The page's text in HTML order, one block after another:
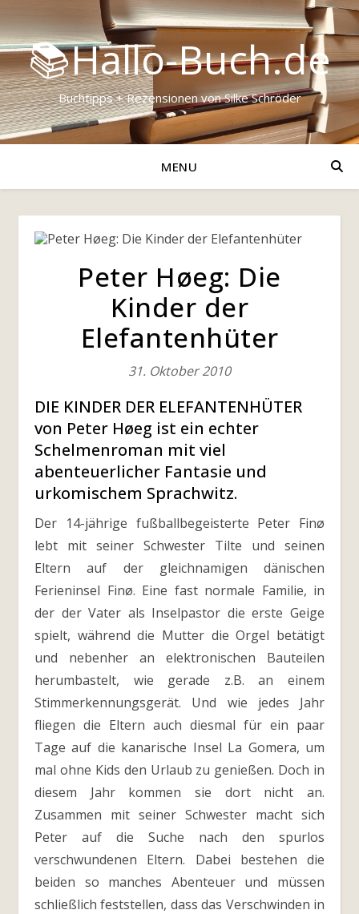
📚Hallo-Buch.de
Buchtipps + Rezensionen von Silke Schröder
MENU
Peter Høeg: Die
Kinder der
Elefantenhüter
31. Oktober 2010
DIE KINDER DER ELEFANTENHÜTER
von Peter Høeg ist ein echter
Schelmenroman mit viel
abenteuerlicher Fantasie und
urkomischem Sprachwitz.
Der 14-jährige fußballbegeisterte Peter Finø
lebt mit seiner Schwester Tilte und seinen
Eltern auf der gleichnamigen dänischen
Ferieninsel Finø. Eine fast normale Familie, in
der der Vater als Inselpastor die erste Geige
spielt, während die Mutter die Orgel betätigt
und nebenher an elektronischen Bauteilen
herumbastelt, wie gerade z.B. an einem
Stimmerkennungsgerät. Und wie jedes Jahr
fliegen die Eltern auch diesmal für ein paar
Tage auf die kanarische Insel La Gomera, um
mal ohne Kids den Urlaub zu genießen. Doch in
diesem Jahr kommen sie dort nicht an.
Zusammen mit seiner Schwester macht sich
Peter auf die Suche nach den spurlos
verschwundenen Eltern. Dabei bestehen die
beiden so manches Abenteuer und müssen
schließlich feststellen, dass das Verschwinden in